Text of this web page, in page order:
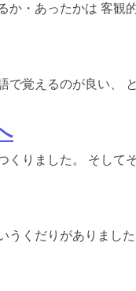
か・あったかは 客観
で覚えるのが良い、
くりました。 そして
うくだりがありまし